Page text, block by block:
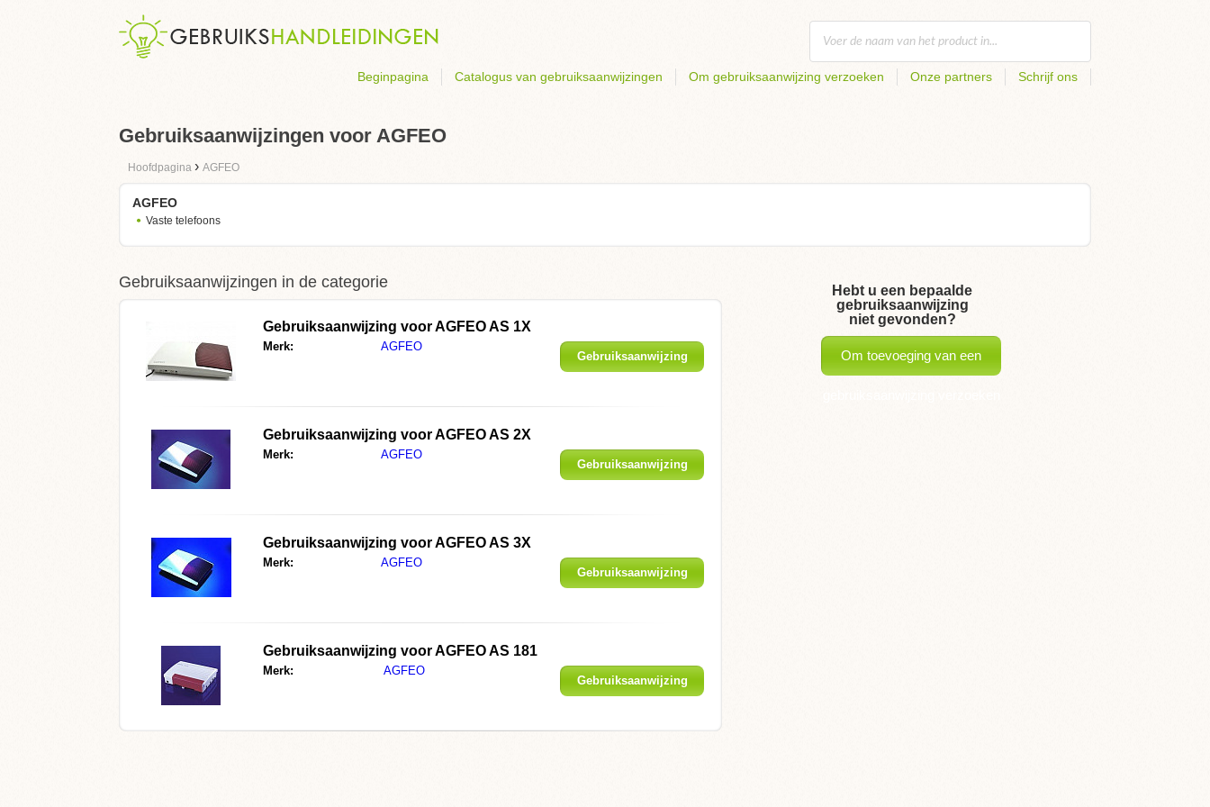
Beginpagina Catalogus van gebruiksaanwijzingen Om gebruiksaanwijzing verzoeken Onze partners Schrijf ons
Gebruiksaanwijzingen voor AGFEO
Hoofdpagina › AGFEO
AGFEO
Vaste telefoons
Gebruiksaanwijzingen in de categorie
Gebruiksaanwijzing voor AGFEO AS 1X
Merk: AGFEO
Gebruiksaanwijzing
Gebruiksaanwijzing voor AGFEO AS 2X
Merk: AGFEO
Gebruiksaanwijzing
Gebruiksaanwijzing voor AGFEO AS 3X
Merk: AGFEO
Gebruiksaanwijzing
Gebruiksaanwijzing voor AGFEO AS 181
Merk: AGFEO
Gebruiksaanwijzing
Hebt u een bepaalde
gebruiksaanwijzing
niet gevonden?
Om toevoeging van een